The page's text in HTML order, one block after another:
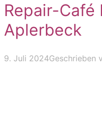
Repair-
Aplerbeck
9. Juli 2024Geschrieben